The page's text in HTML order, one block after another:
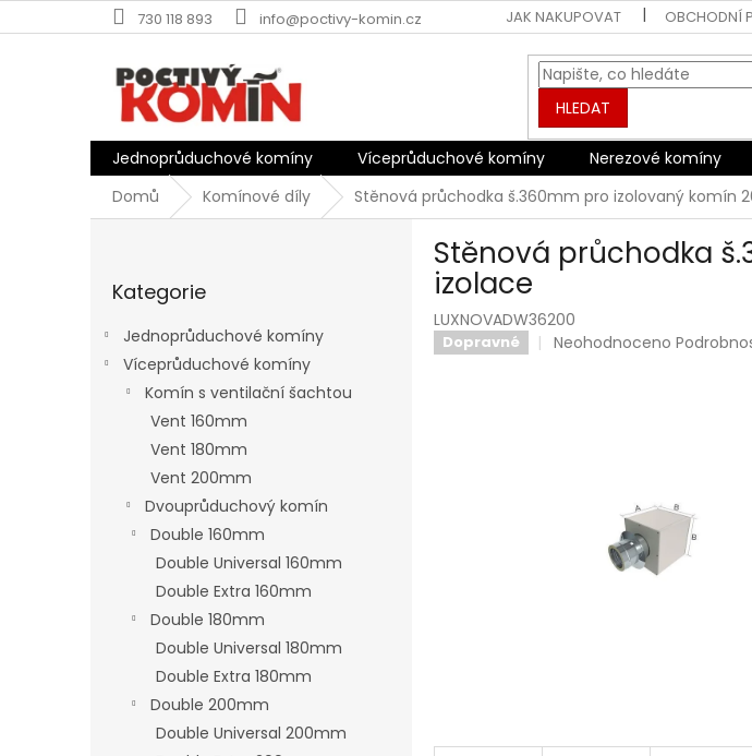
na
730 118 893 info@poctivy-komin.cz JAK NAKUPOVAT OBCHODNÍ
HLEDAT
Jednoprůduchové komíny Víceprůduchové komíny Nerezové komíny
Domů
Komínové díly Stěnová průchodka š.360mm pro izolovaný komín
kategorie
Kategorie
Jednoprůduchové komíny
Víceprůduchové komíny
Komín s ventilační šachtou
Vent 160mm
Vent 180mm
Vent 200mm
Dvouprůduchový komín
Double 160mm
Double Universal 160mm
Double Extra 160mm
Double 180mm
Double Universal 180mm
Double Extra 180mm
Double 200mm
Double Universal 200mm
Stěnová průchodka
izolace
LUXNOVADW36200
Dopravné
Průměrné
Neohodnoceno